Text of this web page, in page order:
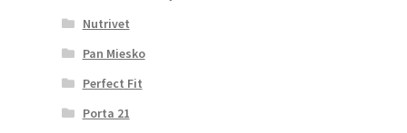
Nutrivet
Pan Miesko
Perfect Fit
Porta 21